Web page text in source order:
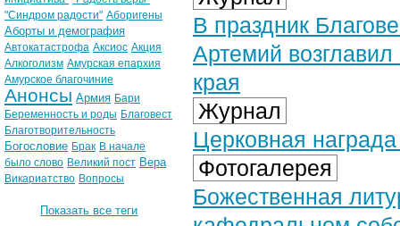
В праздник
Артемий
края
Журнал
Церковная
Фотогалерея
Божественная
"Синдром радости" Аборигены
Аборты и демография
Автокатастрофа Аксиос Акция
Алкоголизм Амурская епархия
Амурское благочиние
Анонсы Армия Бари
Беременность и роды Благовест
Благотворительность
Богословие Брак В начале
было слово Великий пост Вера
Викариатство Вопросы
Показать все теги